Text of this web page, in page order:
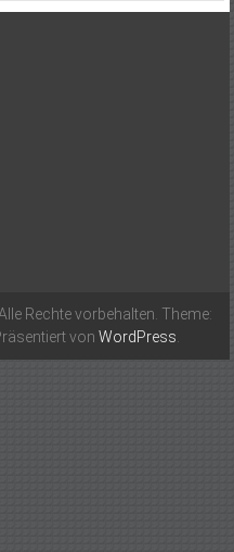
Rechte vorbehalten. Theme:
von WordPress.